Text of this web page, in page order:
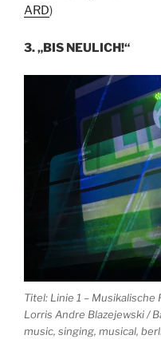
ARD)
3. „BIS NEULICH!“
Titel: Linie 1 – Musikalische
Lorris Andre Blazejewski /
music, singing, musical,